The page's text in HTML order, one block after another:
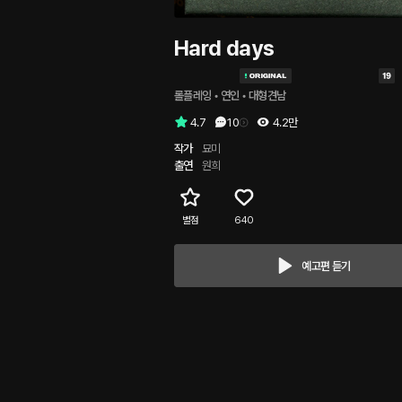
Hard days
롤플레잉 • 연인 • 대형견남
4.7
10
4.2만
작가
묘미
출연
원희
별점 640
예고편 듣기